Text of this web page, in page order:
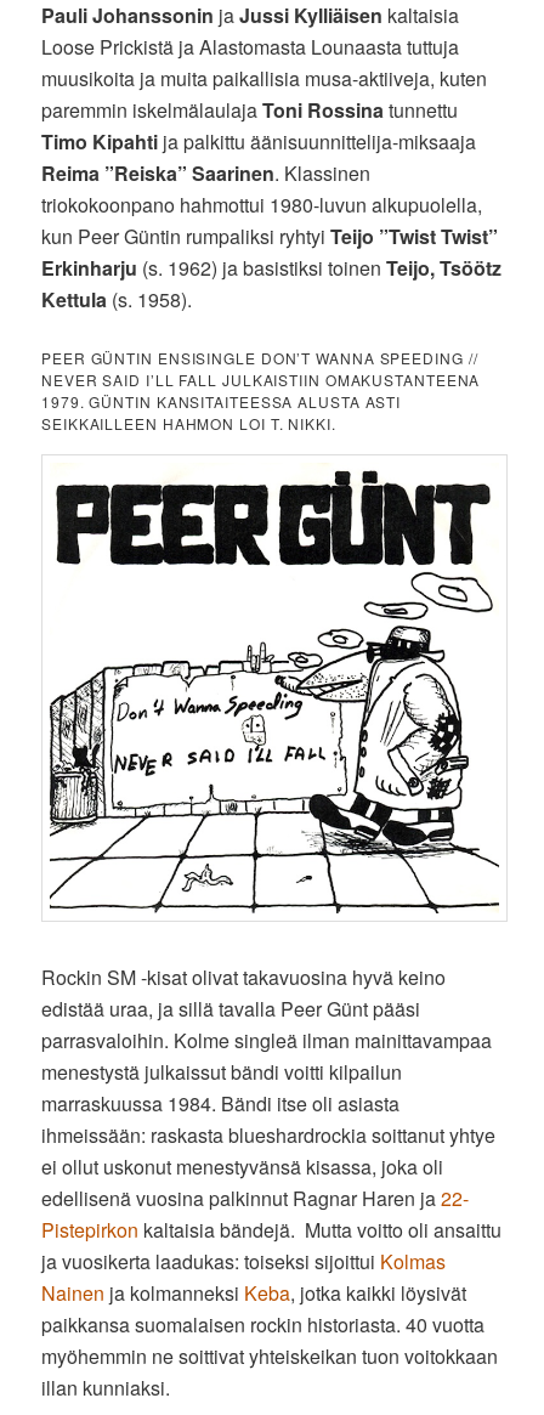
Pauli Johanssonin jaJussi Kylliäisen kaltaisia
Loose Prickistä ja Alastomasta Lounaasta tuttuja
muusikoita ja muita paikallisia musa-aktiiveja, kuten
paremmin iskelmälaulajaToni Rossinatunnettu
Timo Kipahti ja palkittu äänisuunnittelija-miksaaja
Reima ”Reiska” Saarinen. Klassinen
triokokoonpano hahmottui 1980-luvun alkupuolella,
kun Peer Güntin rumpaliksi ryhtyiTeijo ”Twist Twist”
Erkinharju (s. 1962) ja basistiksi toinenTeijo, Tsöötz
Kettula (s. 1958).
PEER GÜNTIN ENSISINGLE DON’T WANNA SPEEDING //
NEVER SAID I’LL FALL JULKAISTIIN OMAKUSTANTEENA
1979. GÜNTIN KANSITAITEESSA ALUSTA ASTI
SEIKKAILLEEN HAHMON LOI T. NIKKI.
Rockin SM -kisat olivat takavuosina hyvä keino
edistää uraa, ja sillä tavalla Peer Günt pääsi
parrasvaloihin. Kolme singleä ilman mainittavampaa
menestystä julkaissut bändi voitti kilpailun
marraskuussa 1984. Bändi itse oli asiasta
ihmeissään: raskasta blueshardrockia soittanut yhtye
ei ollut uskonut menestyvänsä kisassa, joka oli
edellisenä vuosina palkinnut Ragnar Haren ja22-
Pistepirkon kaltaisia bändejä. Mutta voitto oli ansaittu
ja vuosikerta laadukas: toiseksi sijoittui Kolmas
Nainen ja kolmanneksi Keba, jotka kaikki löysivät
paikkansa suomalaisen rockin historiasta. 40 vuotta
myöhemmin ne soittivat yhteiskeikan tuon voitokkaan
illan kunniaksi.